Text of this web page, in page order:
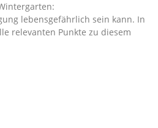
lebensgefährlich sein kann. In
relevanten Punkte zu diesem